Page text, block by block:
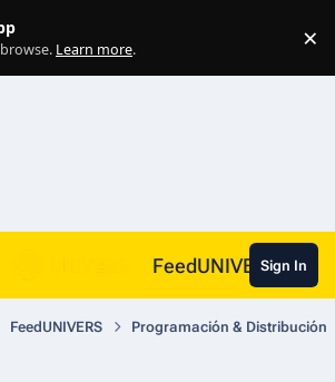
Learn more. ×
FeedUNIVERSSign In
FeedUNIVERS Programación & Distribución